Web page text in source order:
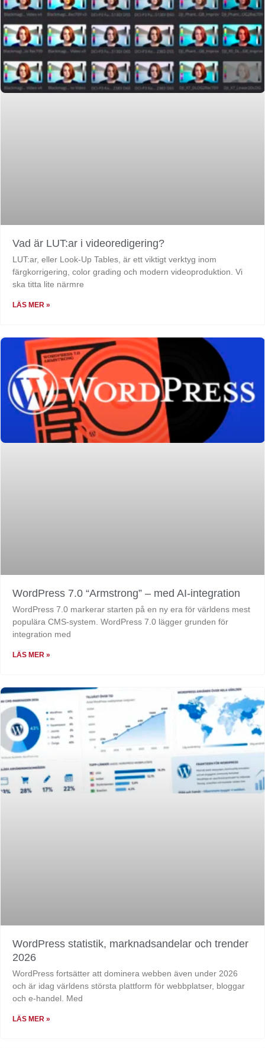
Vad är LUT:ar i videoredigering?
LUT:ar, eller Look-Up Tables, är ett viktigt verktyg inom
färgkorrigering, color grading och modern videoproduktion. Vi
ska titta lite närmre
LÄS MER »
WordPress 7.0 “Armstrong” – med AI-integration
WordPress 7.0 markerar starten på en ny era för världens mest
populära CMS-system. WordPress 7.0 lägger grunden för
integration med
LÄS MER »
WordPress statistik, marknadsandelar och trender
2026
WordPress fortsätter att dominera webben även under 2026
och är idag världens största plattform för webbplatser, bloggar
och e-handel. Med
LÄS MER »